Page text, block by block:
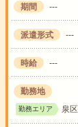
期間 ---
派遣形式 ---
時給 ---
勤務地
勤務エリア 泉区